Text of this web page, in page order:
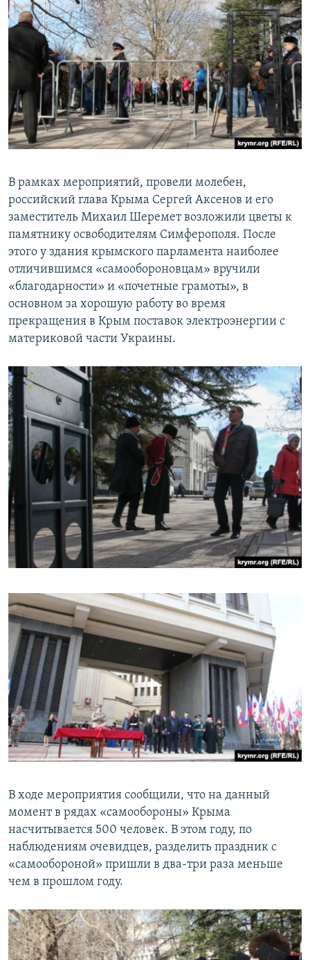
​В рамках мероприятий, провели молебен,
российский глава Крыма Сергей Аксенов и его
заместитель Михаил Шеремет возложили цветы к
памятнику освободителям Симферополя. После
этого у здания крымского парламента наиболее
отличившимся «самообороновцам» вручили
«благодарности» и «почетные грамоты», в
основном за хорошую работу во время
прекращения в Крым поставок электроэнергии с
материковой части Украины.
В ходе мероприятия сообщили, что на данный
момент в рядах «самообороны» Крыма
насчитывается 500 человек. В этом году, по
наблюдениям очевидцев, разделить праздник с
«самообороной» пришли в два-три раза меньше
чем в прошлом году.